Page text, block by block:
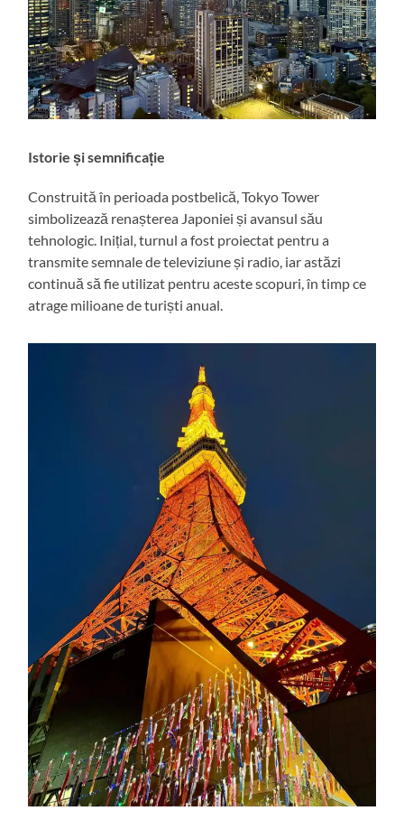
Istorie și semnificație
Construită în perioada postbelică, Tokyo Tower
simbolizează renașterea Japoniei și avansul său
tehnologic. Inițial, turnul a fost proiectat pentru a
transmite semnale de televiziune și radio, iar astăzi
continuă să fie utilizat pentru aceste scopuri, în timp ce
atrage milioane de turiști anual.